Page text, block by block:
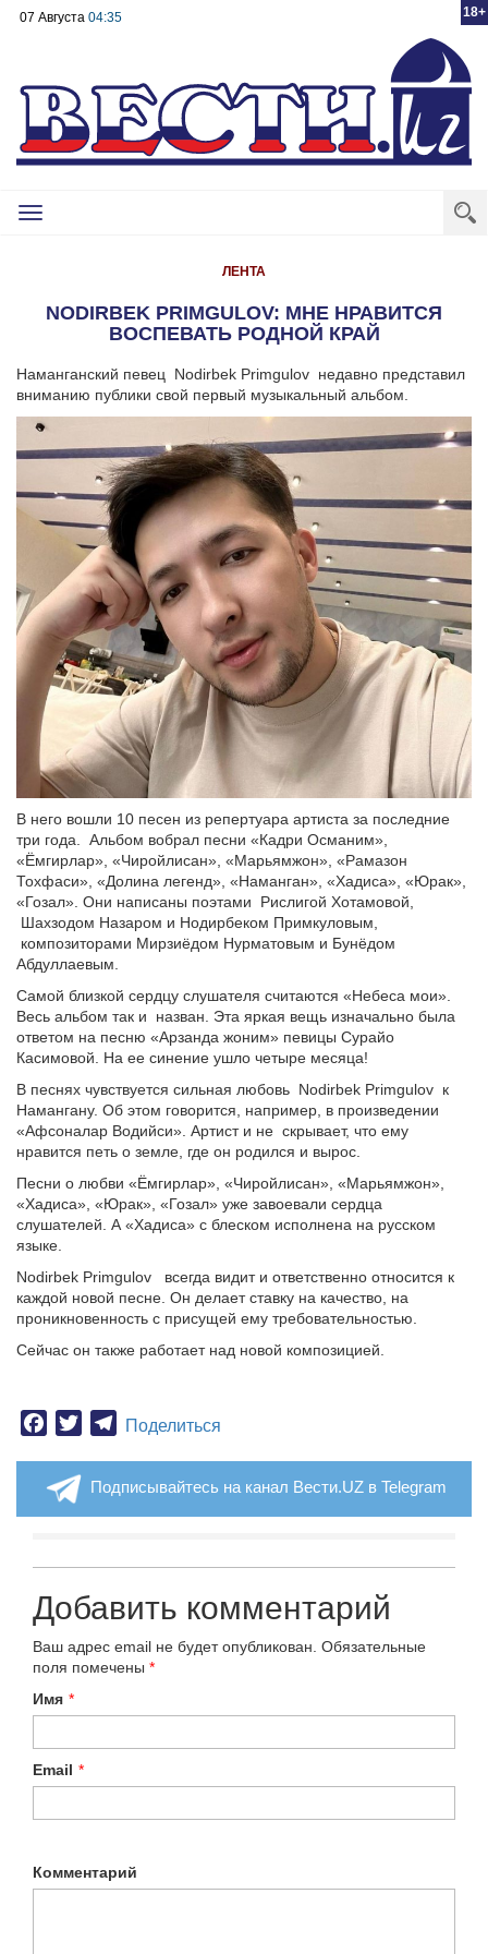
18+
07 Августа 04:35
Toggle
ЛЕНТА
NODIRBEK PRIMGULOV: МНЕ НРАВИТСЯ
ВОСПЕВАТЬ РОДНОЙ КРАЙ
Наманганский певец Nodirbek Primgulov недавно представил
вниманию публики свой первый музыкальный альбом.
В него вошли 10 песен из репертуара артиста за последние
три года. Альбом вобрал песни «Кадри Османим»,
«Ёмгирлар», «Чиройлисан», «Марьямжон», «Рамазон
Тохфаси», «Долина легенд», «Наманган», «Хадиса», «Юрак»,
«Гозал». Они написаны поэтами Рислигой Хотамовой,
Шахзодом Назаром и Нодирбеком Примкуловым,
композиторами Мирзиёдом Нурматовым и Бунёдом
Абдуллаевым.
Самой близкой сердцу слушателя считаются «Небеса мои».
Весь альбом так и назван. Эта яркая вещь изначально была
ответом на песню «Арзанда жоним» певицы Сурайо
Касимовой. На ее синение ушло четыре месяца!
В песнях чувствуется сильная любовь Nodirbek Primgulov к
Намангану. Об этом говорится, например, в произведении
«Афсоналар Водийси». Артист и не скрывает, что ему
нравится петь о земле, где он родился и вырос.
Песни о любви «Ёмгирлар», «Чиройлисан», «Марьямжон»,
«Хадиса», «Юрак», «Гозал» уже завоевали сердца
слушателей. А «Хадиса» с блеском исполнена на русском
языке.
Nodirbek Primgulov всегда видит и ответственно относится к
каждой новой песне. Он делает ставку на качество, на
проникновенность с присущей ему требовательностью.
Сейчас он также работает над новой композицией.
Facebook
TwitterTelegram
Поделиться
Подписывайтесь на канал Вести.UZ в Telegram
Добавить комментарий
Ваш адрес email не будет опубликован. Обязательные
поля помечены *
Имя *
Email *
Комментарий